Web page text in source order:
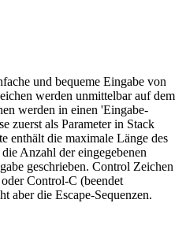
und bequeme Eingabe von
werden unmittelbar auf dem
werden in einen 'Eingabe-
zuerst als Parameter in Stack
enthält die maximale Länge des
Anzahl der eingegebenen
geschrieben. Control Zeichen
Control-C (beendet
aber die Escape-Sequenzen.